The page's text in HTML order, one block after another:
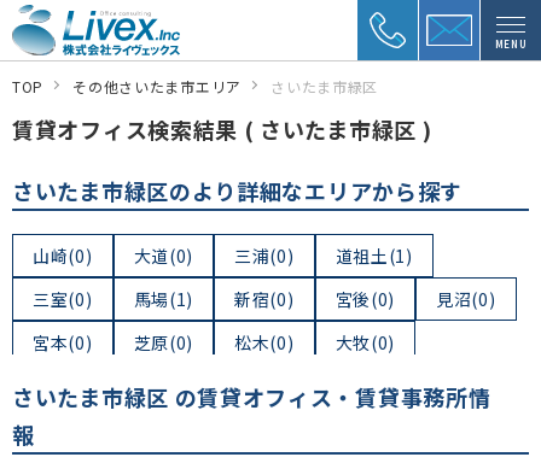
MENU
TOP その他さいたま市エリア さいたま市緑区
賃貸オフィス検索結果 ( さいたま市緑区 )
さいたま市緑区のより詳細なエリアから探す
山崎(0) 大道(0) 三浦(0)
道祖土(1)
三室(0)
馬場(1) 新宿(0) 宮後(0)
見沼(0)
宮本(0)
芝原(0) 松木(0)
大牧(0)
大間木(3)
蓮見新田(0)
下山口新田(0)
東浦和(4)
さいたま市緑区 の賃貸オフィス・賃貸事務所情
報